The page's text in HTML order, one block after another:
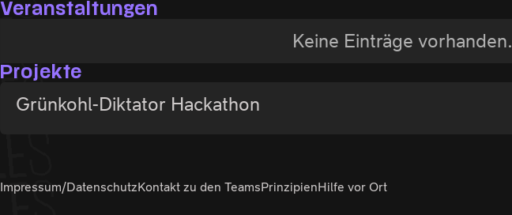
Veranstaltungen
Keine Einträge vorhanden.
Projekte
Grünkohl-Diktator Hackathon
Impressum/DatenschutzKontakt zu den TeamsPrinzipienHilfe vor Ort